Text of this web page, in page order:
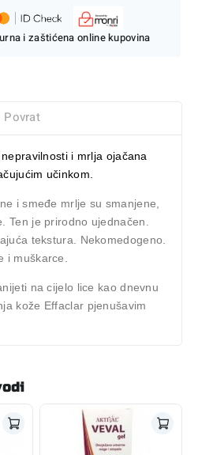
i zaštićena online kupovina
Povrat
i mrlja ojačana
učinkom.
i smeđe mrlje su smanjene,
Ten je prirodno ujednačen.
tekstura. Nekomedogeno.
i muškarce.
na cijelo lice kao dnevnu
kože Effaclar pjenušavim